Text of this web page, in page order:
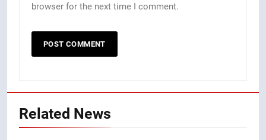
browser for the next time I comment.
Related News